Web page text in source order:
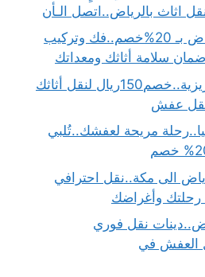
شركة نقل مكاتب بالرياض بـ 20%خصم..فك وتركيب
سلامة أثاثك ومعداتك
دينا نقل عفش حي العزيزية..خصم150ريال لنقل أثاثك
نقل عفش
مريحة لعفشك..تُلبي
الى مكة..نقل احترافي
نقل فوري
العفش في